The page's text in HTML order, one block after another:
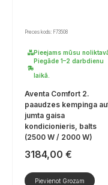
Preces kods: F73508
Pieejams mūsu
Piegāde 1–2 darbdienu
laikā.
Aventa Comfort 2.
paaudzes kempinga
jumta gaisa
kondicionieris, balts
(2500 W / 2000 W)
3184,00 €
Pievienot Grozam